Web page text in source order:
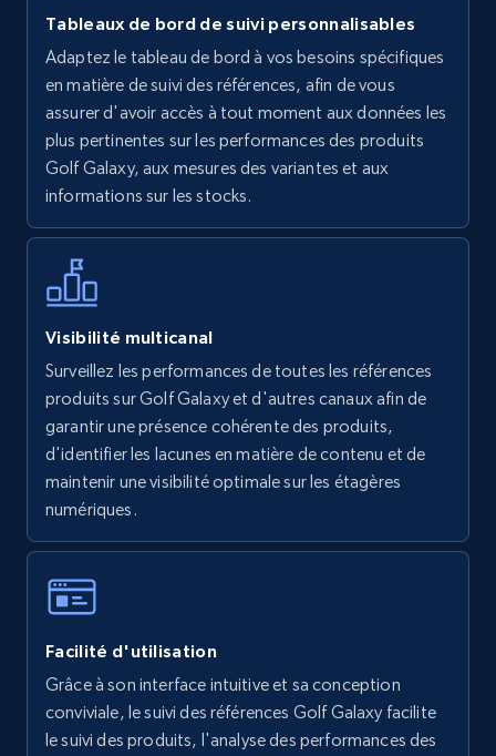
Walmart - products
URL, Final price, Sku, Currency, Gtin,
Specifications, Image urls, Top reviews, and
more.
5.6K+
Walmart - products - Find new products by
using specific category URL
URL, Final price, Sku, Currency, Gtin,
more.
5.6K+ 875+ Commencer
Walmart - products - Collects products by
URL, Final price, Sku, Currency, Gtin,
more.
5.6K+ 875+ Commencer
Tableaux de bord de suivi personnalisables
Adaptez le tableau de bord à vos besoins spécifiques
en matière de suivi des références, afin de vous
assurer d'avoir accès à tout moment aux données les
plus pertinentes sur les performances des produits
Golf Galaxy, aux mesures des variantes et aux
informations sur les stocks.
Visibilité multicanal
Surveillez les performances de toutes les références
produits sur Golf Galaxy et d'autres canaux afin de
garantir une présence cohérente des produits,
d'identifier les lacunes en matière de contenu et de
maintenir une visibilité optimale sur les étagères
numériques.
Facilité d'utilisation
Grâce à son interface intuitive et sa conception
conviviale, le suivi des références Golf Galaxy facilite
le suivi des produits, l'analyse des performances des